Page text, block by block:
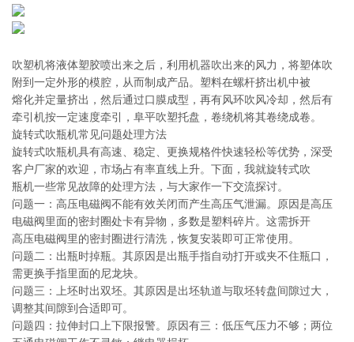
吹塑机将液体塑胶喷出来之后，利用机器吹出来的风力，将塑体吹
附到一定外形的模腔，从而制成产品。塑料在螺杆挤出机中被
熔化并定量挤出，然后通过口膜成型，再有风环吹风冷却，然后有
牵引机按一定速度牵引，阜平吹塑托盘，卷绕机将其卷绕成卷。
旋转式吹瓶机常见问题处理方法
旋转式吹瓶机具有高速、稳定、更换规格件快速轻松等优势，深受
客户厂家的欢迎，市场占有率直线上升。下面，我就旋转式吹
瓶机一些常见故障的处理方法，与大家作一下交流探讨。
问题一：高压电磁阀不能有效关闭而产生高压气泄漏。原因是高压
电磁阀里面的密封圈处卡有异物，多数是塑料碎片。这需拆开
高压电磁阀里的密封圈进行清洗，恢复安装即可正常使用。
问题二：出瓶时掉瓶。其原因是出瓶手指自动打开或夹不住瓶口，
需更换手指里面的尼龙块。
问题三：上坯时出双坯。其原因是出坯轨道与取坯转盘间隙过大，
调整其间隙到合适即可。
问题四：拉伸封口上下限报警。原因有三：低压气压力不够；两位